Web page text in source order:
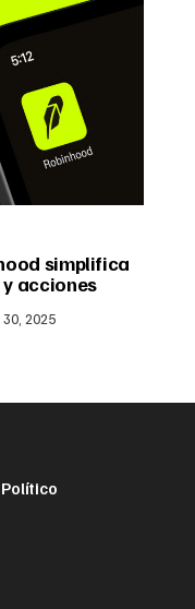
simplifica
acciones
2025